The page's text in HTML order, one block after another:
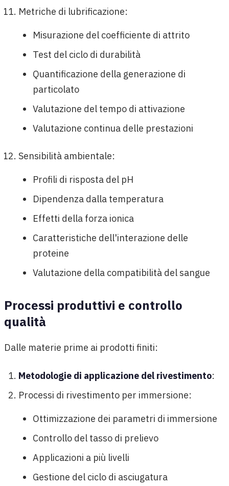
Metriche di lubrificazione:
Misurazione del coefficiente di attrito
Test del ciclo di durabilità
Quantificazione della generazione di
particolato
Valutazione del tempo di attivazione
Valutazione continua delle prestazioni
Sensibilità ambientale:
Profili di risposta del pH
Dipendenza dalla temperatura
Effetti della forza ionica
Caratteristiche dell'interazione delle
proteine
Valutazione della compatibilità del sangue
Processi produttivi e controllo
qualità
Dalle materie prime ai prodotti finiti:
Metodologie di applicazione del rivestimento:
Processi di rivestimento per immersione:
Ottimizzazione dei parametri di immersione
Controllo del tasso di prelievo
Applicazioni a più livelli
Gestione del ciclo di asciugatura